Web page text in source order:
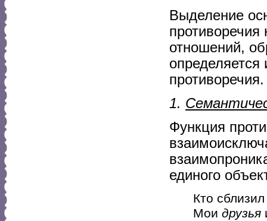
Выделение
противоречия
отношений,
противоречия.
1.
Функция
единого
Кто
Мои друзья